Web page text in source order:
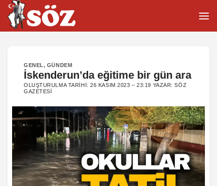
İçeriğe
atla
GENEL, GÜNDEM
İskenderun’da eğitime bir gün ara
OLUŞTURULMA TARIHI:26 KASIM 2023 – 23:19 YAZAR:SÖZ
GAZETESI